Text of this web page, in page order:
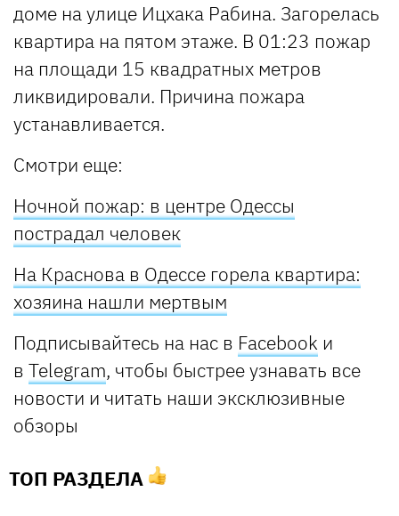
доме на улице Ицхака Рабина. Загорелась
квартира на пятом этаже. В 01:23 пожар
на площади 15 квадратных метров
ликвидировали. Причина пожара
устанавливается.
Смотри еще:
Ночной пожар: в центре Одессы
пострадал человек
На Краснова в Одессе горела квартира:
хозяина нашли мертвым
Подписывайтесь на нас в Facebook и
в Telegram, чтобы быстрее узнавать все
новости и читать наши эксклюзивные
обзоры
ТОП РАЗДЕЛА